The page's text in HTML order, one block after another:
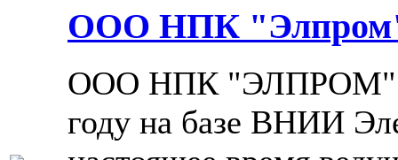
ООО НПК
ООО НПК "ЭЛПРОМ"
году на базе ВНИИ